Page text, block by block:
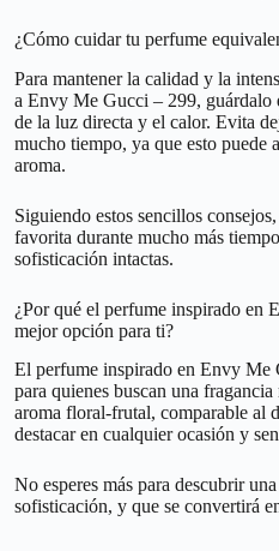
¿Cómo cuidar tu perfume
Para mantener la calidad y la
a Envy Me Gucci – 299, guárdalo
de la luz directa y el calor. Evita
mucho tiempo, ya que esto puede
aroma.
Siguiendo estos sencillos
favorita durante mucho más
sofisticación intactas.
¿Por qué el perfume inspirado en
mejor opción para ti?
El perfume inspirado en Envy Me
para quienes buscan una
aroma floral-frutal, comparable al
destacar en cualquier ocasión y
No esperes más para descubrir
sofisticación, y que se convertirá